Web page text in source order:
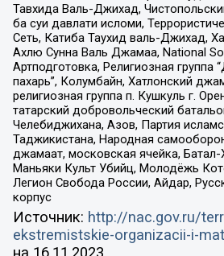
Тавхида Валь-Джихад,
ба суи давлати исломи,
Сеть, Катиба Таухид валь-Джихад,
Ахлю Сунна Валь Джамаа, National
Артподготовка, Религиозная группа
пахарь”, Колумбайн, Хатлонский
религиозная группа п. Кушкуль г.
татарский добровольческий
Челебиджихана, Азов, Партия
Таджикистана, Народная
джамаат, московская ячейка,
Маньяки Культ Убийц, Молодёжь
Легион Свобода России, Айдар,
корпус
Источник: http://nac.gov.ru/
ekstremistskie-organizacii-i-